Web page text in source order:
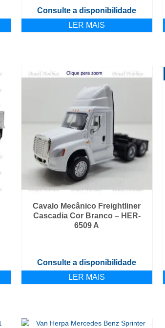
Consulte a disponibilidade
LER MAIS
Cavalo Mecânico Freightliner
Cascadia Cor Branco – HER-
6509 A
Consulte a disponibilidade
LER MAIS